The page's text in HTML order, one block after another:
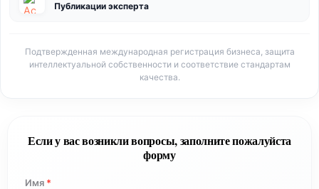
Публикации эксперта
Подтвержденная международная регистрация бизнеса, защита
интеллектуальной собственности и соответствие стандартам
качества.
Если у вас возникли вопросы, заполните пожалуйста
форму
Имя *